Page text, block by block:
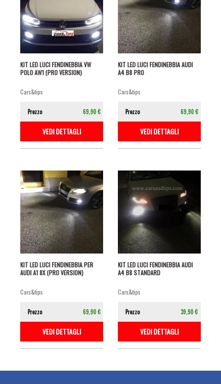
KIT LED LUCI FENDINEBBIA VW
POLO AW1 (PRO VERSION)
cars&tips
Prezzo 69,90 €
VEDI DETTAGLI
KIT LED LUCI FENDINEBBIA AUDI
A4 B8 PRO
cars&tips
Prezzo 69,90 €
VEDI DETTAGLI
KIT LED LUCI FENDINEBBIA PER
AUDI A1 8X (PRO VERSION)
cars&tips
Prezzo 69,90 €
VEDI DETTAGLI
KIT LED LUCI FENDINEBBIA AUDI
A4 B8 STANDARD
cars&tips
Prezzo 39,90 €
VEDI DETTAGLI